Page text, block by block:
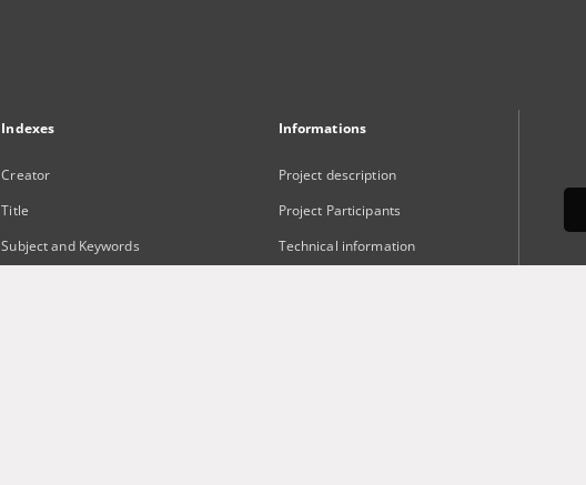
Indexes
Creator
Title
Subject and Keywords
Informations
Project description
Project Participants
Technical information